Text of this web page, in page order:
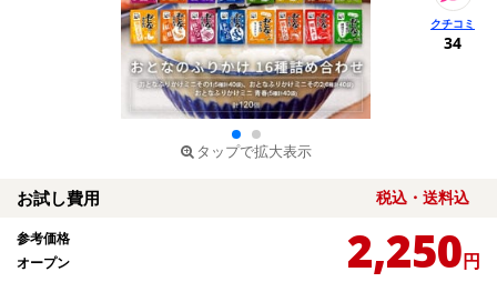
タップで拡大表示
34
お試し費用 税込・送料込
参考価格
オープン
2,250円